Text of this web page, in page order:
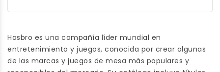
Hasbro es una compañía líder mundial en
entretenimiento y juegos, conocida por crear algunas
de las marcas y juegos de mesa más populares y